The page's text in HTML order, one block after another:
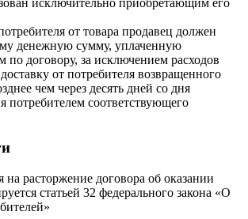
исключительно приобретающим его
от товара продавец должен
денежную сумму, уплаченную
по договору, за исключением расходов
от потребителя возвращенного
чем через десять дней со дня
потребителем соответствующего
на расторжение договора об оказании
статьей 32 федерального закона «О